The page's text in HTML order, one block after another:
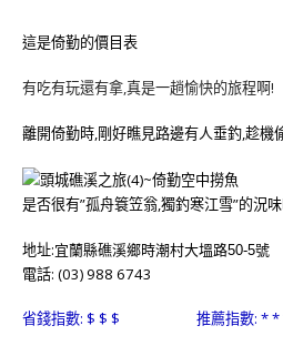
這是倚勤的價目表
有吃有玩還有拿,真是一趟愉快的旅程啊!
離開倚勤時,剛好瞧見路邊有人垂釣,趁機
是否很有”孤舟簑笠翁,獨釣寒江雪”的況
地址:宜蘭縣礁溪鄉時潮村大塭路50-5號
電話: (03) 988 6743
省錢指數: $ $ $ 推薦指數: * *